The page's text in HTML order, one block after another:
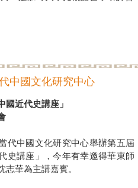
中國文化研究中心
國近代史講座」
代中國文化研究中心舉辦第五屆
史講座」，今年有幸邀得華東師
志華為主講嘉賓。